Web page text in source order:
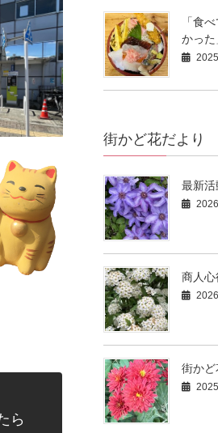
ら
「食
かった
街かど花だより
最新
商人心
街か